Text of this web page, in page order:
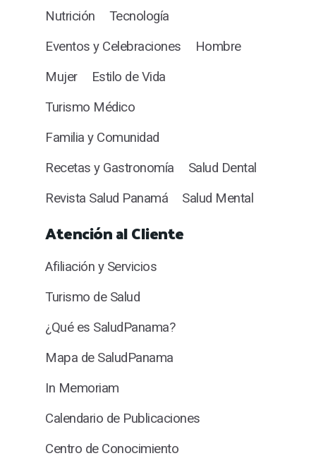
Nutrición
Tecnología
Eventos y Celebraciones
Hombre
Mujer
Estilo de Vida
Turismo Médico
Familia y Comunidad
Recetas y Gastronomía
Salud Dental
Revista Salud Panamá
Salud Mental
Atención al Cliente
Afiliación y Servicios
Turismo de Salud
¿Qué es SaludPanama?
Mapa de SaludPanama
In Memoriam
Calendario de Publicaciones
Centro de Conocimiento